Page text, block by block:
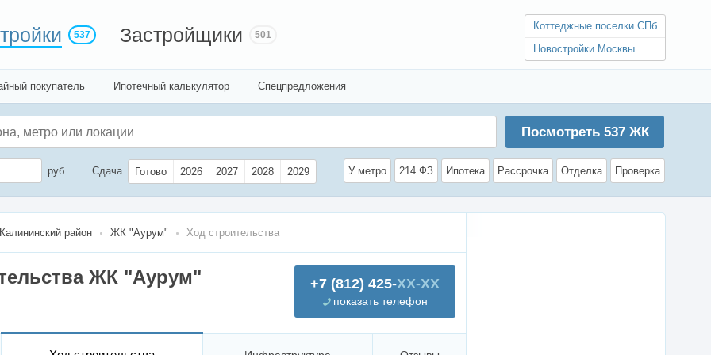
537 Застройщики 501
Коттеджные поселки СПб
Новостройки Москвы
покупатель Ипотечный калькулятор Спецпредложения
Посмотреть 537ЖК
руб. Сдача Готово 2026 2027 2028 2029 У метро 214 ФЗ Ипотека Рассрочка Отделка Проверка
Калининский район ЖК "Аурум" Ход строительства
+7 (812) 425-XX-XX
показать телефон
ЖК "Аурум"